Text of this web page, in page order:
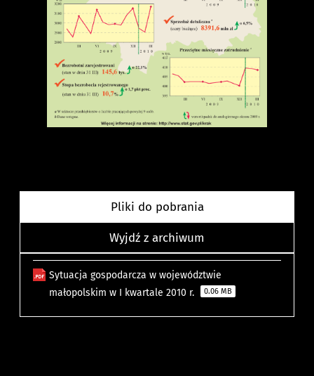
Pliki do pobrania
Wyjdź z archiwum
Sytuacja gospodarcza w województwie
małopolskim w I kwartale 2010 r.
0.06 MB